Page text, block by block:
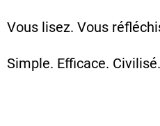
Vous lisez. Vous
Simple. Efficace. Civilisé.